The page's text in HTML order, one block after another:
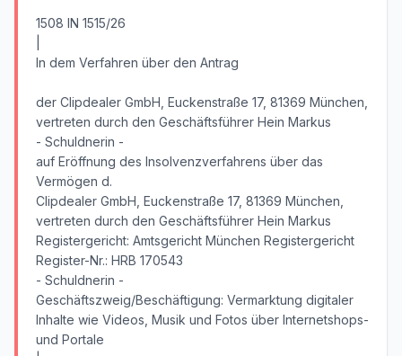
1508 IN 1515/26
In dem Verfahren über den Antrag
der Clipdealer GmbH, Euckenstraße 17, 81369 München,
vertreten durch den Geschäftsführer Hein Markus
- Schuldnerin -
auf Eröffnung des Insolvenzverfahrens über das
Vermögen d.
Clipdealer GmbH, Euckenstraße 17, 81369 München,
vertreten durch den Geschäftsführer Hein Markus
Registergericht: Amtsgericht München Registergericht
Register-Nr.: HRB 170543
- Schuldnerin -
Geschäftszweig/Beschäftigung: Vermarktung digitaler
Inhalte wie Videos, Musik und Fotos über Internetshops-
und Portale